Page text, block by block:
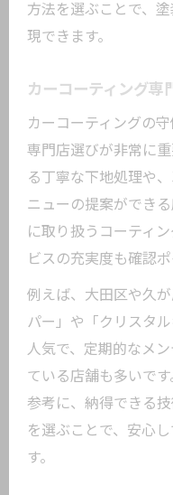
方法を選ぶことで、
現できます。
カーコーティング専
カーコーティングの
専門店選びが非常に
る丁寧な下地処理や
ニューの提案ができ
に取り扱うコーティ
ビスの充実度も確認ポ
例えば、大田区や久
パー」や「クリスタ
人気で、定期的なメ
ている店舗も多いで
参考に、納得できる
を選ぶことで、安心
す。